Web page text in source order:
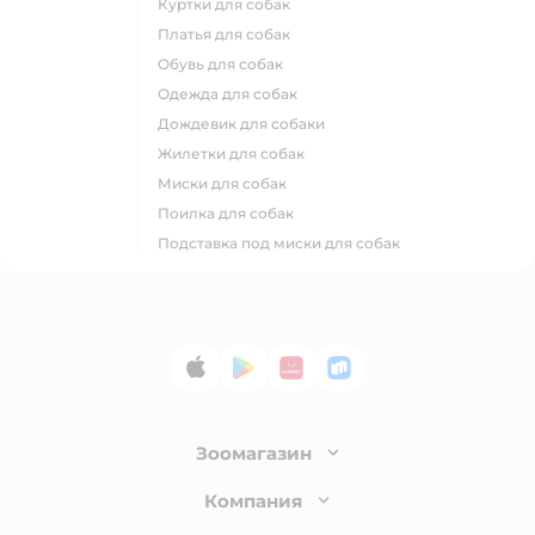
куртки для собак
платья для собак
обувь для собак
одежда для собак
дождевик для собаки
жилетки для собак
миски для собак
поилка для собак
подставка под миски для собак
App StoreGoogle Play
AppGallery
RuStore
Зоомагазин
Лицензия
Компания